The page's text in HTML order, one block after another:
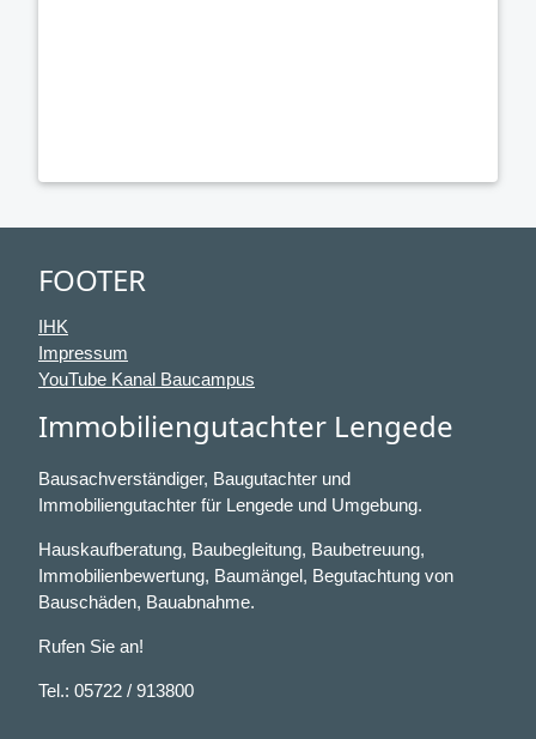
FOOTER
IHK
Impressum
YouTube Kanal Baucampus
Immobiliengutachter Lengede
Bausachverständiger, Baugutachter und
Immobiliengutachter für Lengede und Umgebung.
Hauskaufberatung, Baubegleitung, Baubetreuung,
Immobilienbewertung, Baumängel, Begutachtung von
Bauschäden, Bauabnahme.
Rufen Sie an!
Tel.: 05722 / 913800